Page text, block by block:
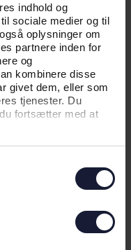
indhold og
sociale medier og til
oplysninger om
partnere inden for
og
kombinere disse
givet dem, eller som
tjenester. Du
fortsætter med at